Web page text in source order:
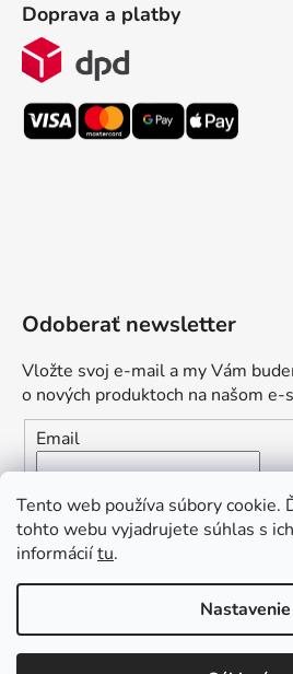
Tento web používa súbory cookie.
tohto webu vyjadrujete súhlas s
informáciítu.
Nastavenie
: Zaplaťte
Doprava a platby
Odoberať newsletter
Vložte svoj e-mail a my Vám
o nových produktoch na našom e-
Email
Vložením e-mailu súhlasíte s
osobných údajov